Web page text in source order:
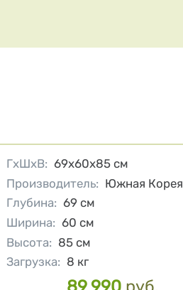
Характеристики
ГхШхВ: 69х60х85 см
Производитель: Южная Корея
Глубина: 69 см
Ширина: 60 см
Высота: 85 см
Загрузка: 8 кг
Цена